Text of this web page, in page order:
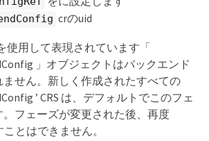
crのuid
使用して表現されています「
」オブジェクトはバックエンド
せん。新しく作成されたすべての
’ CRS は、デフォルトでこのフェ
フェーズが変更された後、再度
とはできません。